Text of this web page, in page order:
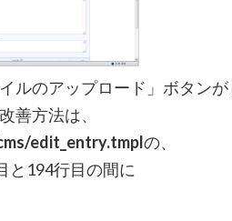
イルのアップロード」ボタン
善方法は、
edit_entry.tmplの、
と194行目の間に